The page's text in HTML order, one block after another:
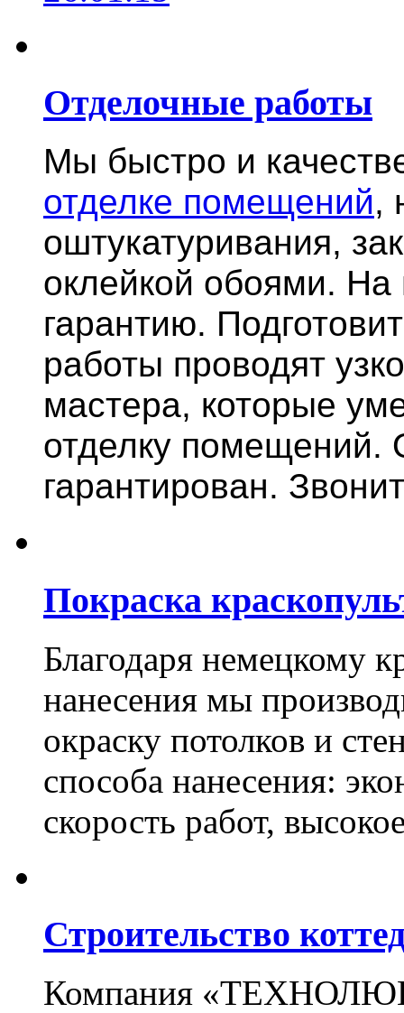
Отделочные работы
Мы быстро и
отделке помещений,
оштукатуривания,
оклейкой обоями.
гарантию.
работы проводят
мастера, которые
отделку помещений.
гарантирован.
Покраска
Благодаря немецкому
нанесения мы
окраску потолков и
способа нанесения:
скорость работ,
Строительство
Компания